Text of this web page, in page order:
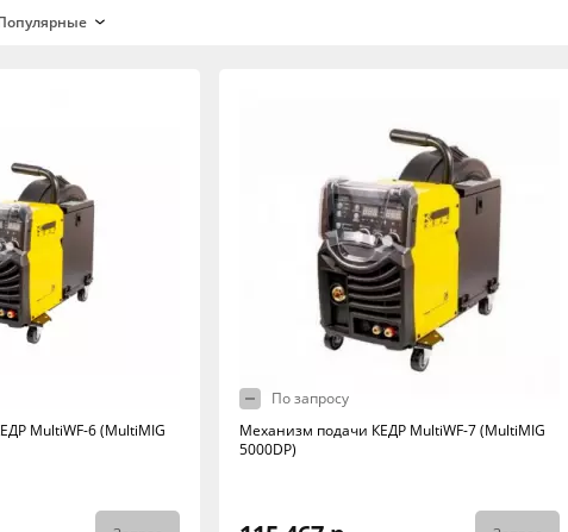
MultiWF-6 (MultiMIG
По запросу
Механизм подачи КЕДР MultiWF-7 (MultiMIG
5000DP)